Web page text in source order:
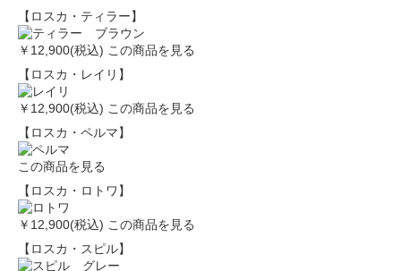
【ロスカ・ティラー】
￥12,900(税込) この商品を見る
【ロスカ・レイリ】
￥12,900(税込) この商品を見る
【ロスカ・ペルマ】
この商品を見る
【ロスカ・ロトワ】
￥12,900(税込) この商品を見る
【ロスカ・スピル】